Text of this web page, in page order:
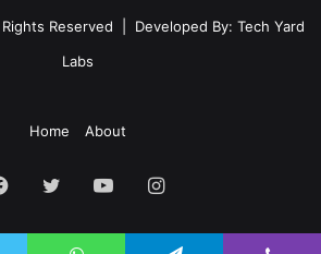
Reserved | Developed By: Tech Yard
Labs
Home About
Facebook
Twitter YouTubeInstagram